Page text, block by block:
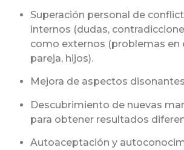
Superación personal de
internos (dudas,
como externos (problemas en
pareja, hijos).
Mejora de aspectos
Descubrimiento de nuevas
para obtener resultados
Autoaceptación y